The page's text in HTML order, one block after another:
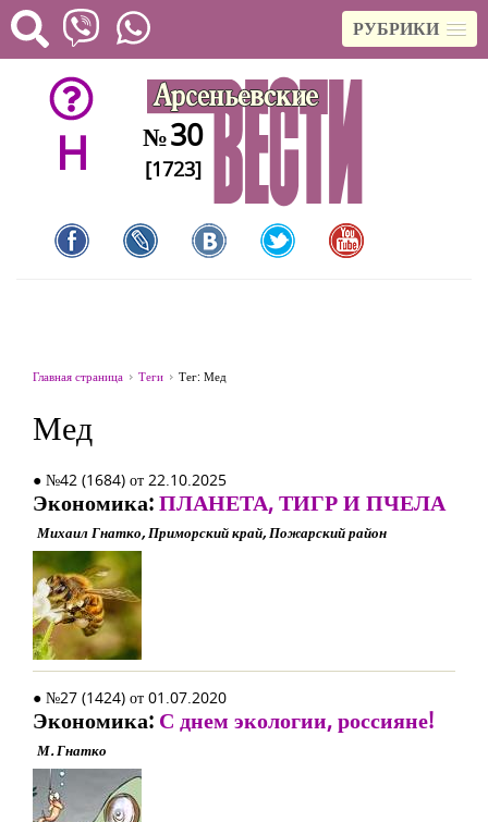
РУБРИКИ
H №30
[1723]
Главная страница Теги Тег: Мед
Мед
● №42 (1684) от 22.10.2025
Экономика:ПЛАНЕТА, ТИГР И ПЧЕЛА
Михаил Гнатко, Приморский край, Пожарский район
● №27 (1424) от 01.07.2020
Экономика: С днем экологии, россияне!
М. Гнатко